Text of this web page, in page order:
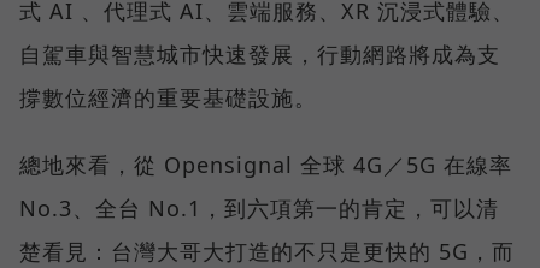
式 AI 、代理式 AI、雲端服務、XR 沉浸式體驗、
自駕車與智慧城市快速發展，行動網路將成為支
撐數位經濟的重要基礎設施。
總地來看，從 Opensignal 全球 4G／5G 在線率
No.3、全台 No.1，到六項第一的肯定，可以清
楚看見：台灣大哥大打造的不只是更快的 5G，而